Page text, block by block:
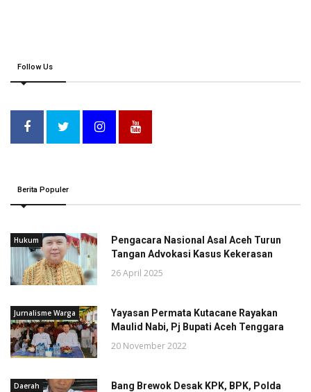
Follow Us
Berita Populer
Hukum
Pengacara Nasional Asal Aceh Turun
Tangan Advokasi Kasus Kekerasan
26 April 2025
Jurnalisme Warga
Yayasan Permata Kutacane Rayakan
Maulid Nabi, Pj Bupati Aceh Tenggara
20 November 2022
Daerah
Bang Brewok Desak KPK, BPK, Polda